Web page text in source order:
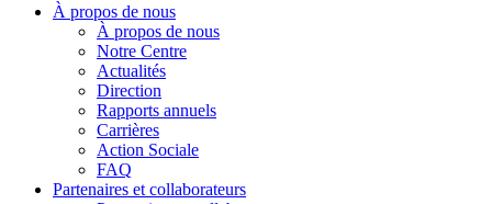
À propos de nous
À propos de nous
Notre Centre
Actualités
Direction
Rapports annuels
Carrières
Action Sociale
FAQ
Partenaires et collaborateurs